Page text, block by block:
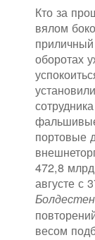
Кто за
вялом
оборотах
портовые
472,8
августе с
весом